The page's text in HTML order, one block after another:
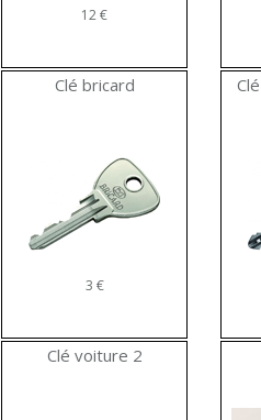
12 €
Clé bricard
3 €
Clé voiture 2